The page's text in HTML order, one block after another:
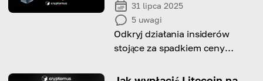
31 lipca 2025
5 uwagi
Odkryj działania insiderów
stojące za spadkiem ceny
napędzające jej obecną